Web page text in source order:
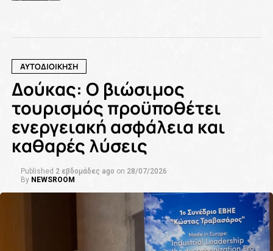
ΑΥΤΟΔΙΟΙΚΗΣΗ
Δούκας: Ο βιώσιμος
τουρισμός προϋποθέτει
ενεργειακή ασφάλεια και
καθαρές λύσεις
Published 2 εβδομάδες ago on 28/07/2026
By NEWSROOM